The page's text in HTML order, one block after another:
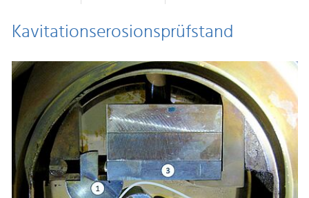
Kavitationserosionsprüfstand